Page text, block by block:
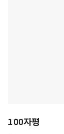
100자평